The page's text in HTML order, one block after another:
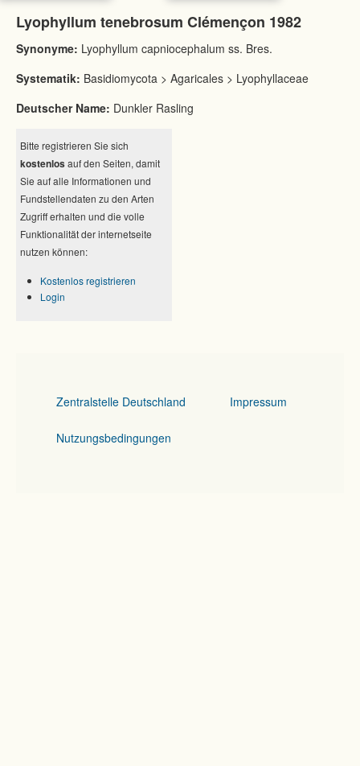
Lyophyllum tenebrosum Clémençon 1982
Synonyme: Lyophyllum capniocephalum ss. Bres.
Systematik: Basidiomycota > Agaricales > Lyophyllaceae
Deutscher Name: Dunkler Rasling
Bitte registrieren Sie sich
kostenlos auf den Seiten, damit
Sie auf alle Informationen und
Fundstellendaten zu den Arten
Zugriff erhalten und die volle
Funktionalität der internetseite
nutzen können:
Kostenlos registrieren
Login
Zentralstelle Deutschland Impressum
Nutzungsbedingungen